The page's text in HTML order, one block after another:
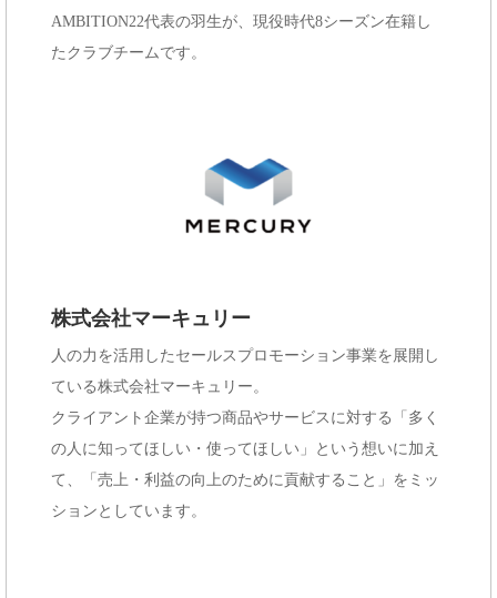
AMBITION22代表の羽生が、現役時代8シーズン在籍し
たクラブチームです。
株式会社マーキュリー
人の力を活用したセールスプロモーション事業を展開し
ている株式会社マーキュリー。
クライアント企業が持つ商品やサービスに対する「多く
の人に知ってほしい・使ってほしい」という想いに加え
て、「売上・利益の向上のために貢献すること」をミッ
ションとしています。